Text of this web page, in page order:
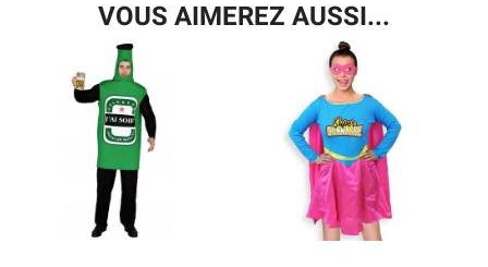
VOUS AIMEREZ AUSSI...